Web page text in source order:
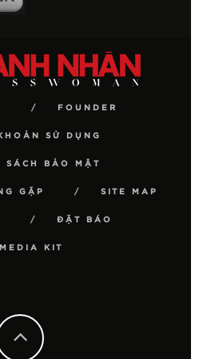
FOUNDER
SỬ DỤNG
SÁCH BẢO MẬT
GẶP SITE MAP
ĐẶT BÁO
MEDIA KIT